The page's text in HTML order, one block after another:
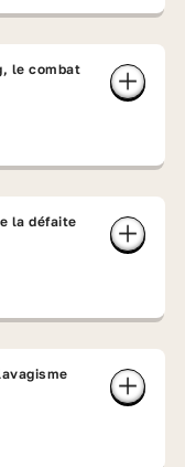
le combat
la défaite